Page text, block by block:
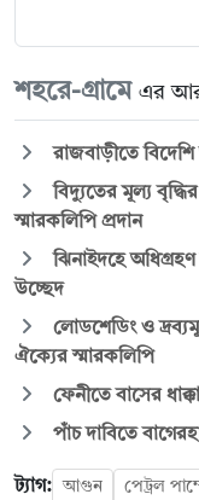
শহরে-গ্রামে এর
রাজবাড়ীতে বিদেশি
বিদ্যুতের মূল্য
স্মারকলিপি প্রদান
ঝিনাইদহে
উচ্ছেদ
লোডশেডিং ও
ঐক্যের স্মারকলিপি
ফেনীতে বাসের
পাঁচ দাবিতে
ট্যাগ: আগুন পেট্রল